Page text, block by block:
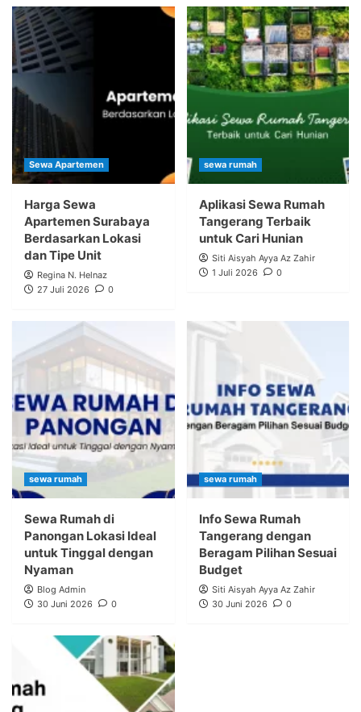
Sewa Apartemen
Harga Sewa
Apartemen Surabaya
Berdasarkan Lokasi
dan Tipe Unit
Regina N. Helnaz
27 Juli 2026
0
sewa rumah
Aplikasi Sewa Rumah
Tangerang Terbaik
untuk Cari Hunian
Siti Aisyah Ayya Az Zahir
1 Juli 2026
0
sewa rumah
Sewa Rumah di
Panongan Lokasi Ideal
untuk Tinggal dengan
Nyaman
Blog Admin
30 Juni 2026
0
sewa rumah
Info Sewa Rumah
Tangerang dengan
Beragam Pilihan Sesuai
Budget
Siti Aisyah Ayya Az Zahir
30 Juni 2026
0